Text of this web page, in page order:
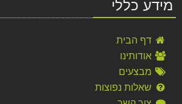
מידע כללי
דף הבית
אודותינו
מבצעים
שאלות נפוצות
משלוח פרחים לשווייץ לכל מקום
360.00 ₪